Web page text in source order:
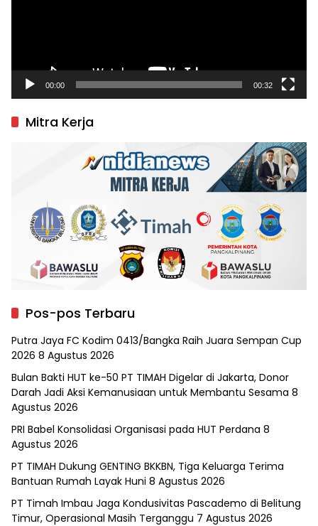
00:00 00:32
Mitra Kerja
Pos-pos Terbaru
Putra Jaya FC Kodim 0413/Bangka Raih Juara Sempan Cup
2026 8 Agustus 2026
Bulan Bakti HUT ke-50 PT TIMAH Digelar di Jakarta, Donor
Darah Jadi Aksi Kemanusiaan untuk Membantu Sesama 8
Agustus 2026
PRI Babel Konsolidasi Organisasi pada HUT Perdana 8
Agustus 2026
PT TIMAH Dukung GENTING BKKBN, Tiga Keluarga Terima
Bantuan Rumah Layak Huni 8 Agustus 2026
PT Timah Imbau Jaga Kondusivitas Pascademo di Belitung
Timur, Operasional Masih Terganggu 7 Agustus 2026